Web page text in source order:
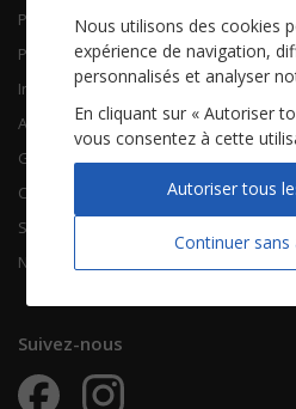
Piano Chant
Piano Solo
Instruments solistes
Accordéon
Guitare
Chorales
Songbooks
Nouvelles partitions
Suivez-nous
Nous utilisons des cookies
expérience de navigation,
personnalisés et analyser
En cliquant sur « Autoriser
vous consentez à cette
Continuer sans
Autoriser tous